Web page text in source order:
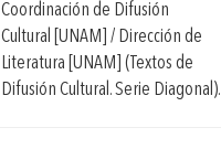
Coordinación de Difusión
Cultural [UNAM] / Dirección de
Literatura [UNAM] (Textos de
Difusión Cultural. Serie Diagonal).